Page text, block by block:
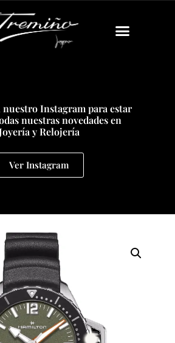
nuestro Instagram para estar
nuestras novedades en
y Relojería
Ver Instagram